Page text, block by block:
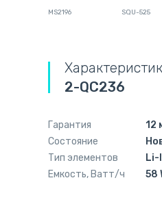
MS2196 SQU-525
2-QC236
Гарантия
12
Состояние
Тип элементов
Li-
Емкость, Ватт/ч
58